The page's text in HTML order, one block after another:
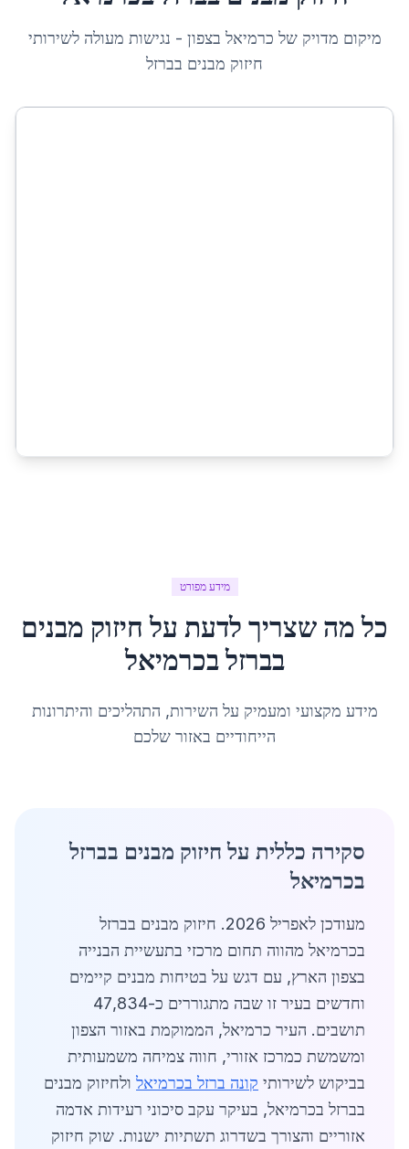
מיקום מדויק של כרמיאל בצפון - נגישות מעולה לשירותי
חיזוק מבנים בברזל
מידע מפורט
כל מה שצריך לדעת על חיזוק מבנים
בברזלבכרמיאל
מידע מקצועי ומעמיק על השירות, התהליכים והיתרונות
הייחודיים באזור שלכם
סקירה כללית על חיזוק מבנים בברזל
בכרמיאל
מעודכן לאפריל 2026. חיזוק מבנים בברזל
בכרמיאל מהווה תחום מרכזי בתעשיית הבנייה
בצפון הארץ, עם דגש על בטיחות מבנים קיימים
וחדשים בעיר זו שבה מתגוררים כ-47,834
תושבים. העיר כרמיאל, הממוקמת באזור הצפון
ומשמשת כמרכז אזורי, חווה צמיחה משמעותית
בביקוש לשירותי קונה ברזל בכרמיאל ולחיזוק מבנים
בברזל בכרמיאל, בעיקר עקב סיכוני רעידות אדמה
אזוריים והצורך בשדרוג תשתיות ישנות. שוק חיזוק